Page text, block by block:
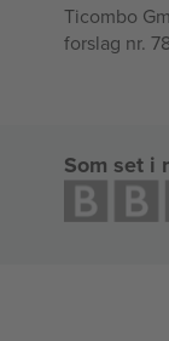
Ticombo
forslag nr.
Som set i